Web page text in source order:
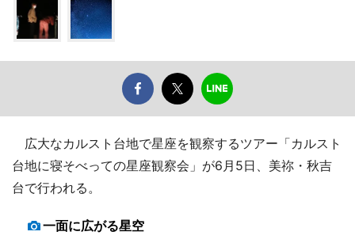
広大なカルスト台地で星座を観察するツアー「カルスト
台地に寝そべっての星座観察会」が6月5日、美祢・秋吉
台で行われる。
一面に広がる星空